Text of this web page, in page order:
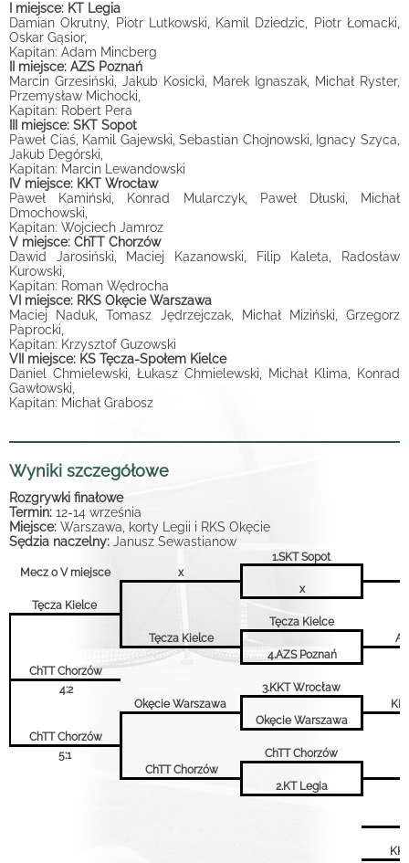
I miejsce: KT Legia
Damian Okrutny, Piotr Lutkowski, Kamil Dziedzic, Piotr Łomacki,
Oskar Gąsior,
Kapitan: Adam Mincberg
II miejsce: AZS Poznań
Marcin Grzesiński, Jakub Kosicki, Marek Ignaszak, Michał Ryster,
Przemysław Michocki,
Kapitan: Robert Pera
III miejsce: SKT Sopot
Paweł Ciaś, Kamil Gajewski, Sebastian Chojnowski, Ignacy Szyca,
Jakub Degórski,
Kapitan: Marcin Lewandowski
IV miejsce: KKT Wrocław
Paweł Kamiński, Konrad Mularczyk, Paweł Dłuski, Michał
Dmochowski,
Kapitan: Wojciech Jamroz
V miejsce: ChTT Chorzów
Dawid Jarosiński, Maciej Kazanowski, Filip Kaleta, Radosław
Kurowski,
Kapitan: Roman Wędrocha
VI miejsce: RKS Okęcie Warszawa
Maciej Naduk, Tomasz Jędrzejczak, Michał Miziński, Grzegorz
Paprocki,
Kapitan: Krzysztof Guzowski
VII miejsce: KS Tęcza-Społem Kielce
Daniel Chmielewski, Łukasz Chmielewski, Michał Klima, Konrad
Gawłowski,
Kapitan: Michał Grabosz
Wyniki szczegółowe
Rozgrywki finałowe
Termin: 12-14 września
Miejsce: Warszawa, korty Legii i RKS Okęcie
Sędzia naczelny: Janusz Sewastianow
1.SKT Sopot
Mecz o V miejsce
x
x
Tęcza Kielce
Tęcza Kielce
Tęcza Kielce
4.AZS Poznań
ChTT Chorzów
4:2
3.KKT Wrocław
Okęcie Warszawa
Okęcie Warszawa
ChTT Chorzów
5:1
ChTT Chorzów
ChTT Chorzów
2.KT Legia